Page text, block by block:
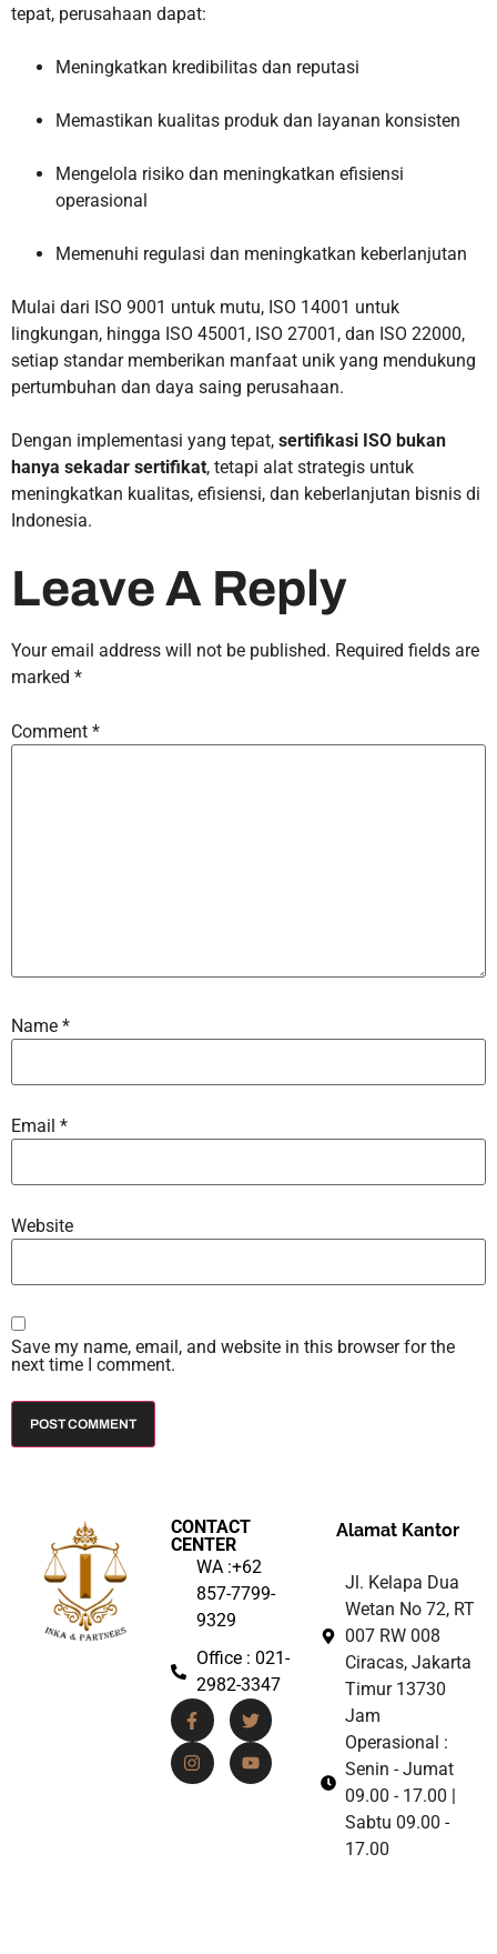
tepat, perusahaan dapat:
Meningkatkan kredibilitas dan reputasi
Memastikan kualitas produk dan layanan konsisten
Mengelola risiko dan meningkatkan efisiensi
operasional
Memenuhi regulasi dan meningkatkan keberlanjutan
Mulai dari ISO 9001 untuk mutu, ISO 14001 untuk
lingkungan, hingga ISO 45001, ISO 27001, dan ISO 22000,
setiap standar memberikan manfaat unik yang mendukung
pertumbuhan dan daya saing perusahaan.
Dengan implementasi yang tepat, sertifikasi ISO bukan
hanya sekadar sertifikat, tetapi alat strategis untuk
meningkatkan kualitas, efisiensi, dan keberlanjutan bisnis di
Indonesia.
Leave A Reply
Your email address will not be published. Required fields are
marked *
Comment *
Name *
Email *
Website
Save my name, email, and website in this browser for the
next time I comment.
CONTACT
CENTER
WA :+62
857-7799-
9329
Office : 021-
2982-3347
Alamat Kantor
Jl. Kelapa Dua
Wetan No 72, RT
007 RW 008
Ciracas, Jakarta
Timur 13730
Jam
Operasional :
Senin - Jumat
09.00 - 17.00 |
Sabtu 09.00 -
17.00